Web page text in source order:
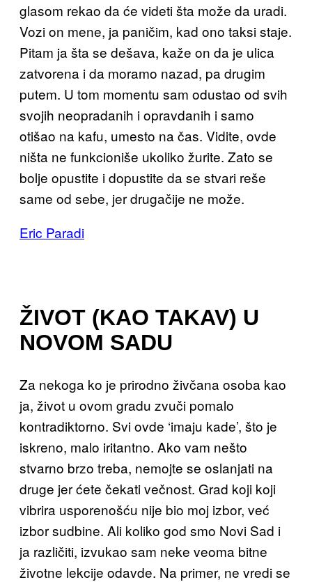
glasom rekao da će videti šta može da uradi.
Vozi on mene, ja paničim, kad ono taksi staje.
Pitam ja šta se dešava, kaže on da je ulica
zatvorena i da moramo nazad, pa drugim
putem. U tom momentu sam odustao od svih
svojih neopradanih i opravdanih i samo
otišao na kafu, umesto na čas. Vidite, ovde
ništa ne funkcioniše ukoliko žurite. Zato se
bolje opustite i dopustite da se stvari reše
same od sebe, jer drugačije ne može.
Eric Paradi
ŽIVOT (KAO TAKAV) U
NOVOM SADU
Za nekoga ko je prirodno živčana osoba kao
ja, život u ovom gradu zvuči pomalo
kontradiktorno. Svi ovde ‘imaju kade’, što je
iskreno, malo iritantno. Ako vam nešto
stvarno brzo treba, nemojte se oslanjati na
druge jer ćete čekati večnost. Grad koji koji
vibrira usporenošću nije bio moj izbor, već
izbor sudbine. Ali koliko god smo Novi Sad i
ja različiti, izvukao sam neke veoma bitne
životne lekcije odavde. Na primer, ne vredi se